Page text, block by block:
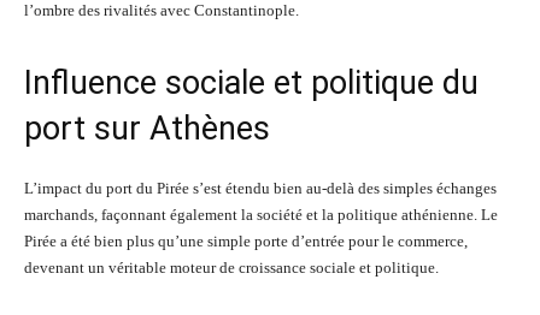
l’ombre des rivalités avec Constantinople.
Influence sociale et politique du
port sur Athènes
L’impact du port du Pirée s’est étendu bien au-delà des simples échanges
marchands, façonnant également la société et la politique athénienne. Le
Pirée a été bien plus qu’une simple porte d’entrée pour le commerce,
devenant un véritable moteur de croissance sociale et politique.